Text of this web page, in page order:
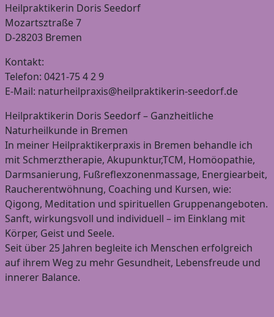
Heilpraktikerin Doris Seedorf
Mozartsztraße 7
D-28203 Bremen
Kontakt:
Telefon: 0421-75 4 2 9
E-Mail: naturheilpraxis@heilpraktikerin-seedorf.de
Heilpraktikerin Doris Seedorf – Ganzheitliche
Naturheilkunde in Bremen
In meiner Heilpraktikerpraxis in Bremen behandle ich
mit Schmerztherapie, Akupunktur,TCM, Homöopathie,
Darmsanierung, Fußreflexzonenmassage, Energiearbeit,
Raucherentwöhnung, Coaching und Kursen, wie:
Qigong, Meditation und spirituellen Gruppenangeboten.
Sanft, wirkungsvoll und individuell – im Einklang mit
Körper, Geist und Seele.
Seit über 25 Jahren begleite ich Menschen erfolgreich
auf ihrem Weg zu mehr Gesundheit, Lebensfreude und
innerer Balance.